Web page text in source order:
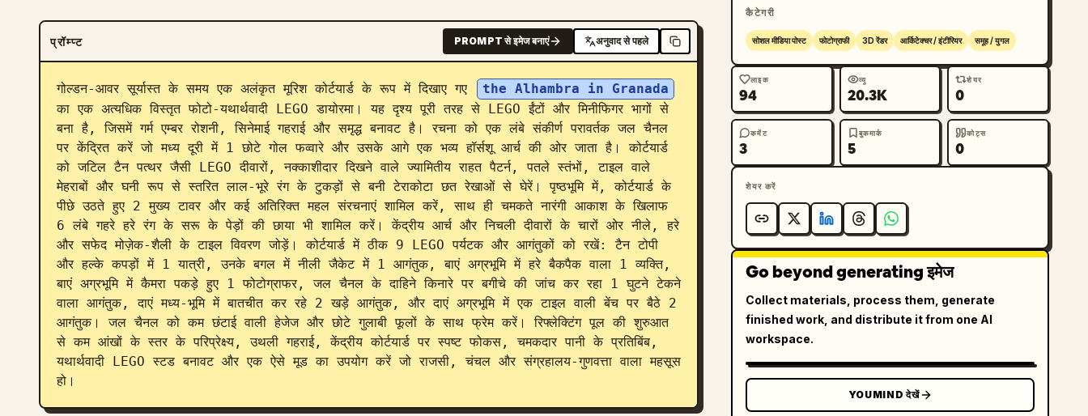
प्रॉम्प्ट PROMPT से इमेज बनाएं अनुवाद से पहले
गोल्डन-आवर सूर्यास्त के समय एक अलंकृत मूरिश कोर्टयार्ड के रूप में दिखाए गए
the Alhambra in Granada
का एक अत्यधिक विस्तृत फोटो-यथार्थवादी LEGO डायोरमा। यह दृश्य पूरी तरह से LEGO ईंटों और मिनीफिगर भागों से
बना है, जिसमें गर्म एम्बर रोशनी, सिनेमाई गहराई और समृद्ध बनावट है। रचना को एक लंबे संकीर्ण परावर्तक जल चैनल
पर केंद्रित करें जो मध्य दूरी में 1 छोटे गोल फव्वारे और उसके आगे एक भव्य हॉर्सशू आर्च की ओर जाता है। कोर्टयार्ड
को जटिल टैन पत्थर जैसी LEGO दीवारों, नक्काशीदार दिखने वाले ज्यामितीय राहत पैटर्न, पतले स्तंभों, टाइल वाले
मेहराबों और घनी रूप से स्तरित लाल-भूरे रंग के टुकड़ों से बनी टेराकोटा छत रेखाओं से घेरें। पृष्ठभूमि में, कोर्टयार्ड के
पीछे उठते हुए 2 मुख्य टावर और कई अतिरिक्त महल संरचनाएं शामिल करें, साथ ही चमकते नारंगी आकाश के खिलाफ
6 लंबे गहरे हरे रंग के सरू के पेड़ों की छाया भी शामिल करें। केंद्रीय आर्च और निचली दीवारों के चारों ओर नीले, हरे
और सफेद मोज़ेक-शैली के टाइल विवरण जोड़ें। कोर्टयार्ड में ठीक 9 LEGO पर्यटक और आगंतुकों को रखें: टैन टोपी
और हल्के कपड़ों में 1 यात्री, उनके बगल में नीली जैकेट में 1 आगंतुक, बाएं अग्रभूमि में हरे बैकपैक वाला 1 व्यक्ति,
बाएं अग्रभूमि में कैमरा पकड़े हुए 1 फोटोग्राफर, जल चैनल के दाहिने किनारे पर बगीचे की जांच कर रहा 1 घुटने टेकने
वाला आगंतुक, दाएं मध्य-भूमि में बातचीत कर रहे 2 खड़े आगंतुक, और दाएं अग्रभूमि में एक टाइल वाली बेंच पर बैठे 2
आगंतुक। जल चैनल को कम छंटाई वाली हेजेज और छोटे गुलाबी फूलों के साथ फ्रेम करें। रिफ्लेक्टिंग पूल की शुरुआत
से कम आंखों के स्तर के परिप्रेक्ष्य, उथली गहराई, केंद्रीय कोर्टयार्ड पर स्पष्ट फोकस, चमकदार पानी के प्रतिबिंब,
यथार्थवादी LEGO स्टड बनावट और एक ऐसे मूड का उपयोग करें जो राजसी, चंचल और संग्रहालय-गुणवत्ता वाला महसूस
हो।
कैटेगरी
सोशल मीडिया पोस्ट फोटोग्राफी 3D रेंडर आर्किटेक्चर / इंटीरियर समूह / युगल
लाइक
94
व्यू
20.3K
शेयर
0
कमेंट
3
बुकमार्क
5
कोट्स
0
शेयर करें
Go beyond generating इमेज
Collect materials, process them, generate
finished work, and distribute it from one AI
workspace.
YOUMIND देखें